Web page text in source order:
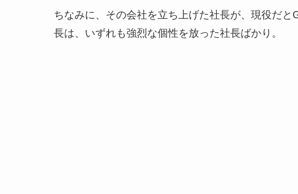
ちなみに、その会社を立ち上げた社長が、現役だ
長は、いずれも強烈な個性を放った社長ばかり。